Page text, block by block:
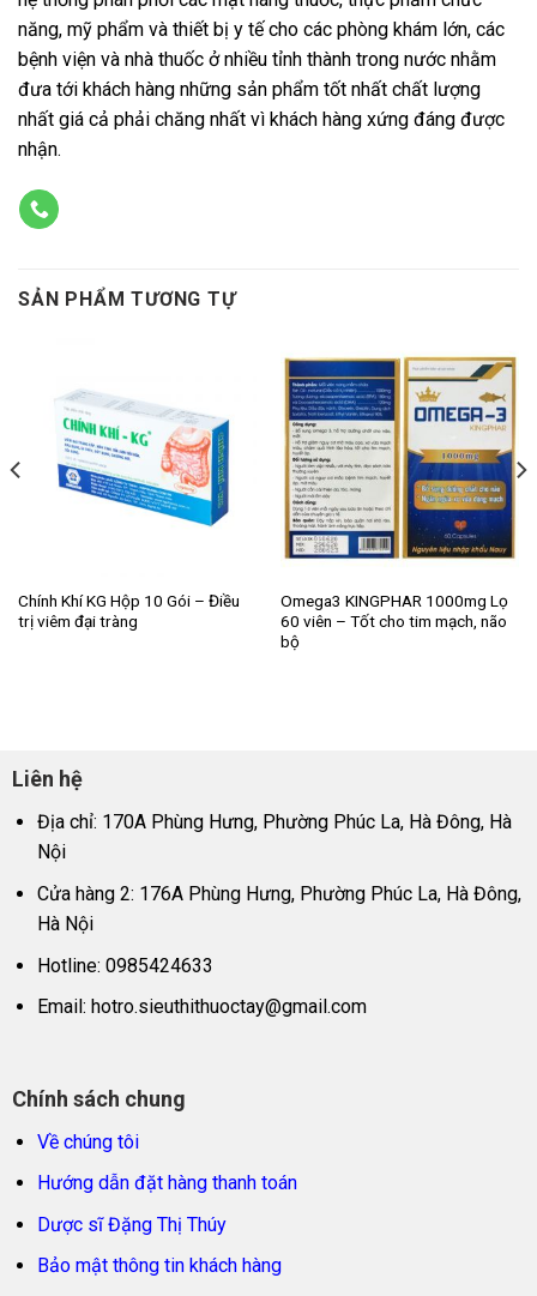
năng, mỹ phẩm và thiết bị y tế cho các phòng khám lớn, các
bệnh viện và nhà thuốc ở nhiều tỉnh thành trong nước nhằm
đưa tới khách hàng những sản phẩm tốt nhất chất lượng
nhất giá cả phải chăng nhất vì khách hàng xứng đáng được
nhận.
SẢN PHẨM TƯƠNG TỰ
Chính Khí KG Hộp 10 Gói – Điều
trị viêm đại tràng
Omega3 KINGPHAR 1000mg Lọ
60 viên – Tốt cho tim mạch, não
bộ
Liên hệ
Địa chỉ: 170A Phùng Hưng, Phường Phúc La, Hà Đông, Hà
Nội
Cửa hàng 2: 176A Phùng Hưng, Phường Phúc La, Hà Đông,
Hà Nội
Hotline: 0985424633
Email: hotro.sieuthithuoctay@gmail.com
Chính sách chung
Về chúng tôi
Hướng dẫn đặt hàng thanh toán
Dược sĩ Đặng Thị Thúy
Bảo mật thông tin khách hàng